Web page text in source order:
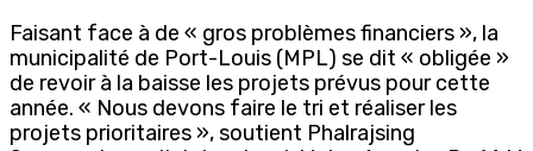
Faisant face à de « gros problèmes financiers », la
municipalité de Port-Louis (MPL) se dit « obligée »
de revoir à la baisse les projets prévus pour cette
année. « Nous devons faire le tri et réaliser les
projets prioritaires », soutient Phalrajsing